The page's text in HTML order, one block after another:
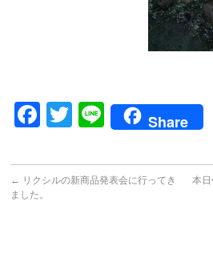
Facebook
Twitter
LineShare
← リクシルの新商品発表会に行ってき
ました。
本日